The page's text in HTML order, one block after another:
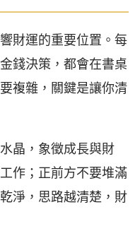
財運的重要位置。每
錢決策，都會在書桌
複雜，關鍵是讓你清
晶，象徵成長與財
作；正前方不要堆滿
淨，思路越清楚，財